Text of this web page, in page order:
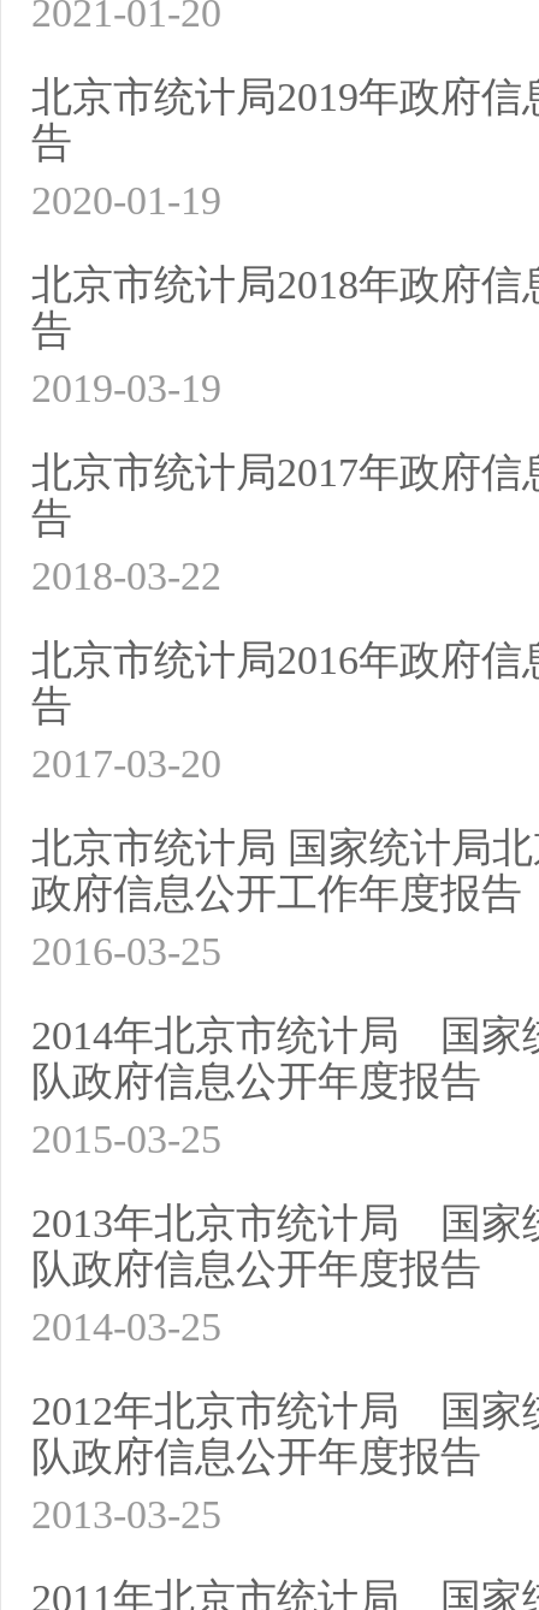
2021-01-20
北京市统计局2019年政府
告
2020-01-19
北京市统计局2018年政府
告
2019-03-19
北京市统计局2017年政府
告
2018-03-22
北京市统计局2016年政府
告
2017-03-20
北京市统计局 国家统计局
政府信息公开工作年度报告
2016-03-25
2014年北京市统计局 国家
队政府信息公开年度报告
2015-03-25
2013年北京市统计局 国家
队政府信息公开年度报告
2014-03-25
2012年北京市统计局 国家
队政府信息公开年度报告
2013-03-25
2011年北京市统计局 国家